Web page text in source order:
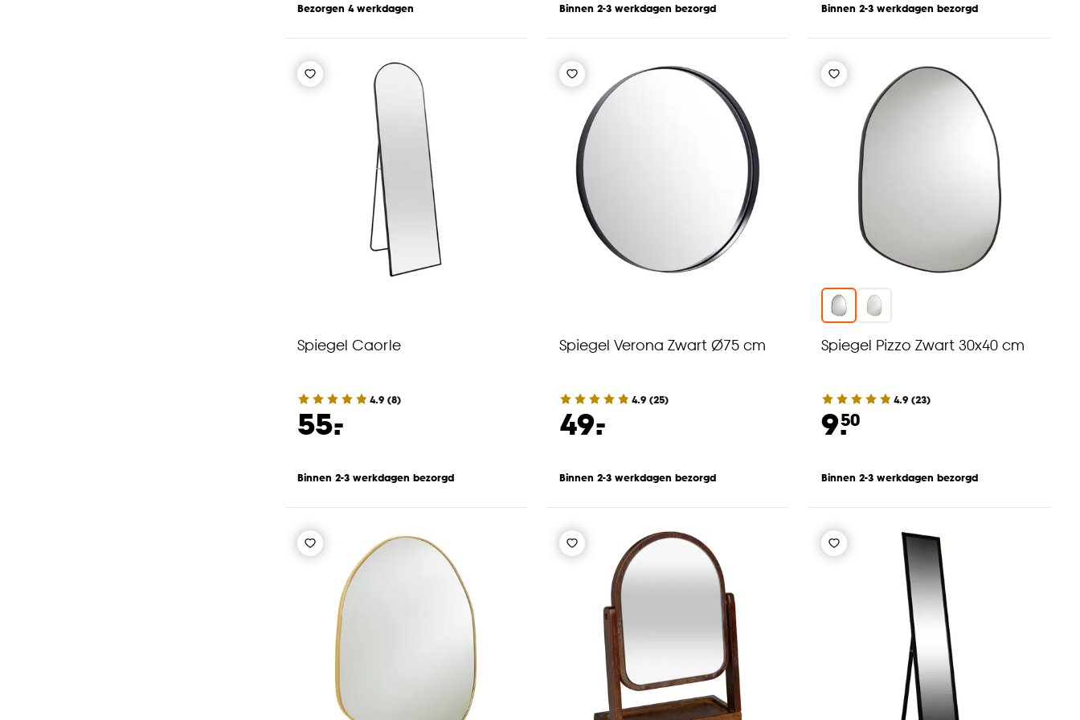
Bezorgen 4 werkdagen Binnen 2-3 werkdagen bezorgd Binnen 2-3 werkdagen bezorgd
Spiegel Caorle
4.9 (8)
55.
-
Binnen 2-3 werkdagen bezorgd
Spiegel Verona Zwart Ø75 cm
4.9 (25)
49.
-
Binnen 2-3 werkdagen bezorgd
Spiegel Pizzo Zwart 30x40 cm
4.9 (23)
9.50
Binnen 2-3 werkdagen bezorgd